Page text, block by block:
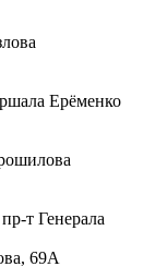
Ерёменко
т Генерала
69А